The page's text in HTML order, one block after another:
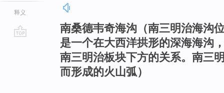
释义
南桑德韦奇海沟（南三明治海沟
是一个在大西洋拱形的深海海沟
南三明治板块下方的关系。南三
而形成的火山弧）